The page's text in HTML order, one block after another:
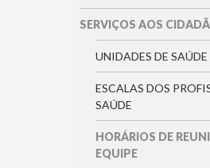
SERVIÇOS AOS
UNIDADES DE SAÚDE
ESCALAS DOS
SAÚDE
HORÁRIOS DE
EQUIPE